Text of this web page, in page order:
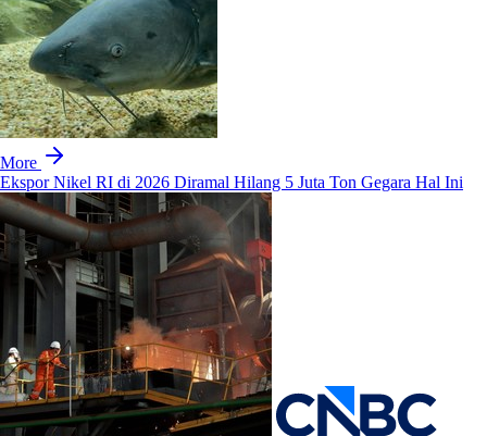
More
Ekspor Nikel RI di 2026 Diramal Hilang 5 Juta Ton Gegara Hal Ini